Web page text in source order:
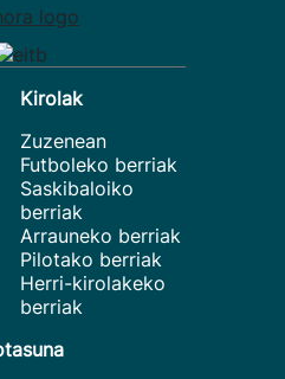
Kirolak
Zuzenean
Futboleko berriak
Saskibaloiko
berriak
Arrauneko berriak
Pilotako berriak
Herri-kirolakeko
berriak